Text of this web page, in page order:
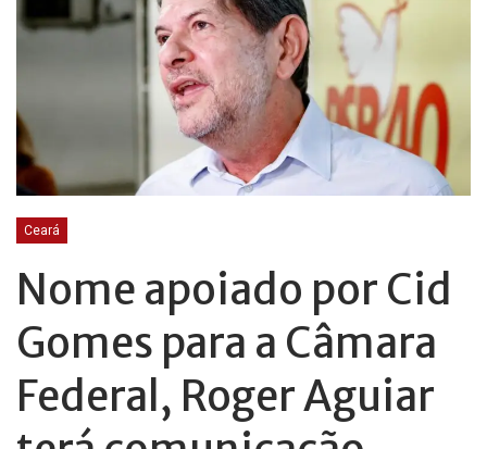
Ceará
Nome apoiado por Cid
Gomes para a Câmara
Federal, Roger Aguiar